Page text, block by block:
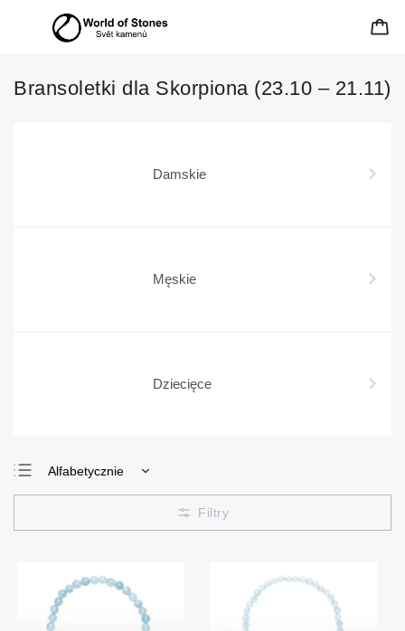
Bransoletki dla Skorpiona (23.10 – 21.11)
Damskie
Męskie
Dziecięce
Alfabetycznie
Najtańsze
Najdroższe